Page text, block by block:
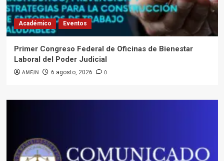
Académico Eventos
Primer Congreso Federal de Oficinas de Bienestar
Laboral del Poder Judicial
AMFJN 6 agosto, 2026 0